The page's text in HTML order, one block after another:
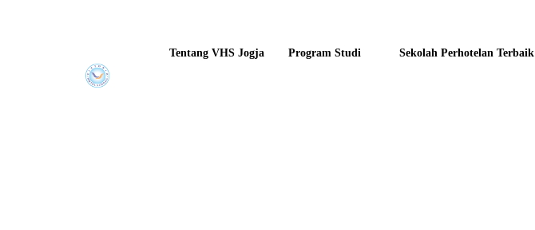
Tentang VHS Jogja Program Studi Sekolah Perhotelan Terbaik